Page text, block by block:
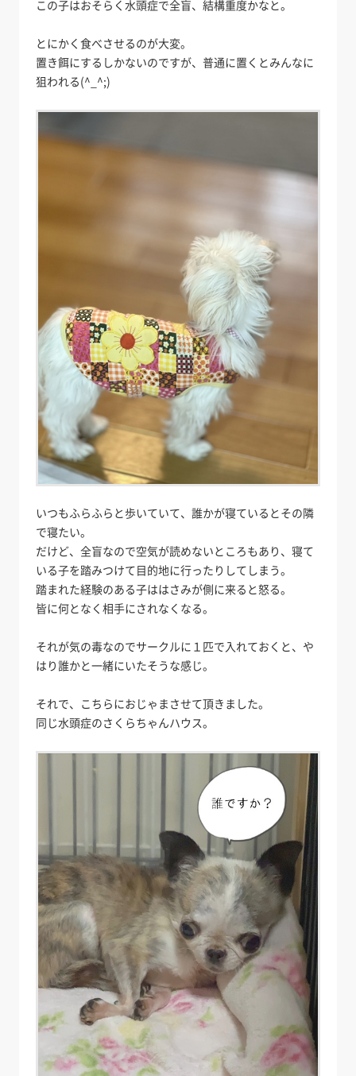
この子はおそらく水頭症で全盲、結構重度かなと。
とにかく食べさせるのが大変。
置き餌にするしかないのですが、普通に置くとみんなに
狙われる(^_^;)
いつもふらふらと歩いていて、誰かが寝ているとその隣
で寝たい。
だけど、全盲なので空気が読めないところもあり、寝て
いる子を踏みつけて目的地に行ったりしてしまう。
踏まれた経験のある子ははさみが側に来ると怒る。
皆に何となく相手にされなくなる。
それが気の毒なのでサークルに１匹で入れておくと、や
はり誰かと一緒にいたそうな感じ。
それで、こちらにおじゃまさせて頂きました。
同じ水頭症のさくらちゃんハウス。